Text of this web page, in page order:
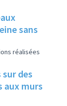
sans
réalisées
des
aux murs